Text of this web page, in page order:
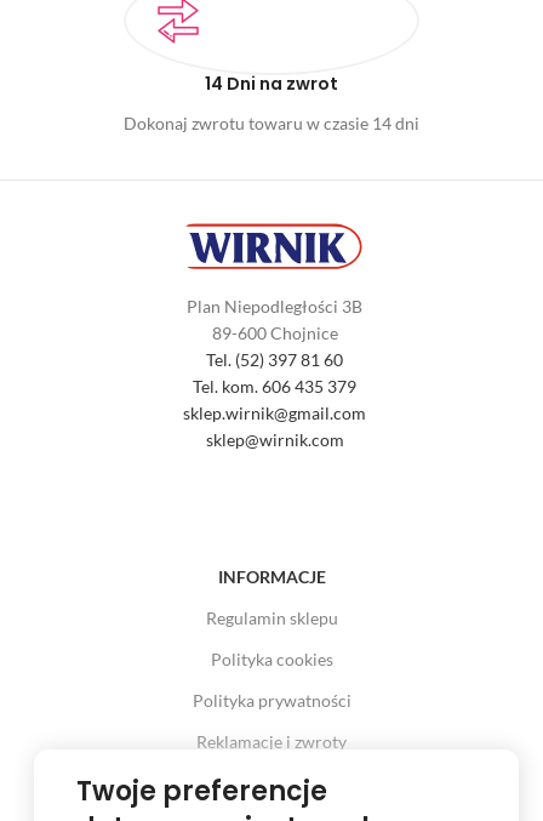
14 Dni na zwrot
Dokonaj zwrotu towaru w czasie 14 dni
Plan Niepodległości 3B
89-600 Chojnice
Tel. (52) 397 81 60
Tel. kom. 606 435 379
sklep.wirnik@gmail.com
sklep@wirnik.com
INFORMACJE
Regulamin sklepu
Polityka cookies
Polityka prywatności
Reklamacje i zwroty
Prawo odstąpienia od umowy
Twoje preferencje